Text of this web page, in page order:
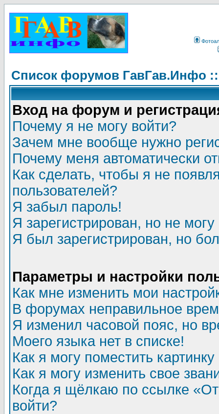
Список форумов ГавГав.Инфо
Вход на форум и
Почему я не могу войти?
Зачем мне вообще нужно
Почему меня автоматически
Как сделать, чтобы я не
пользователей?
Я забыл пароль!
Я зарегистрирован, но не могу
Я был зарегистрирован, но
Параметры и настройки
Как мне изменить мои
В форумах неправильное
Я изменил часовой пояс, но
Моего языка нет в списке!
Как я могу поместить
Как я могу изменить свое
Когда я щёлкаю по ссылке
войти?